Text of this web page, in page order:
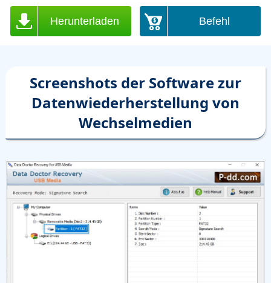
Herunterladen Befehl
Screenshots der Software zur
Datenwiederherstellung von
Wechselmedien